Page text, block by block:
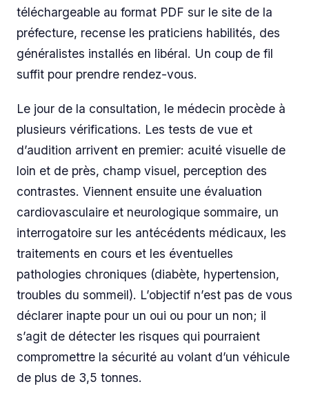
téléchargeable au format PDF sur le site de la
préfecture, recense les praticiens habilités, des
généralistes installés en libéral. Un coup de fil
suffit pour prendre rendez-vous.
Le jour de la consultation, le médecin procède à
plusieurs vérifications. Les tests de vue et
d’audition arrivent en premier: acuité visuelle de
loin et de près, champ visuel, perception des
contrastes. Viennent ensuite une évaluation
cardiovasculaire et neurologique sommaire, un
interrogatoire sur les antécédents médicaux, les
traitements en cours et les éventuelles
pathologies chroniques (diabète, hypertension,
troubles du sommeil). L’objectif n’est pas de vous
déclarer inapte pour un oui ou pour un non; il
s’agit de détecter les risques qui pourraient
compromettre la sécurité au volant d’un véhicule
de plus de 3,5 tonnes.